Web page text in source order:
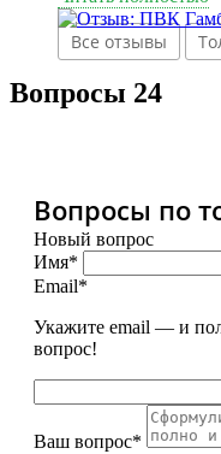
защëлками, в
Все отзывы
Вопросы 24
Вопросы по
Новый вопрос
Имя*
Email*
Укажите email — и
вопрос!
Ваш вопрос*